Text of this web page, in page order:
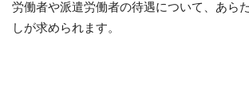
労働者や派遣労働者の待遇について、あら
しが求められます。